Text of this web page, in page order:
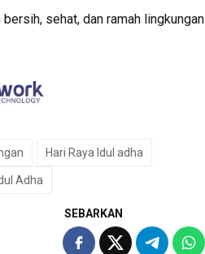
sehat, dan ramah lingkungan
Hari Raya Idul adha
Adha
SEBARKAN